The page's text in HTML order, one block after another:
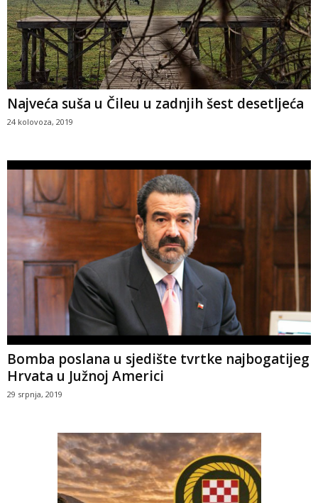
Najveća suša u Čileu u zadnjih šest desetljeća
24 kolovoza, 2019
Bomba poslana u sjedište tvrtke najbogatijeg
Hrvata u Južnoj Americi
29 srpnja, 2019